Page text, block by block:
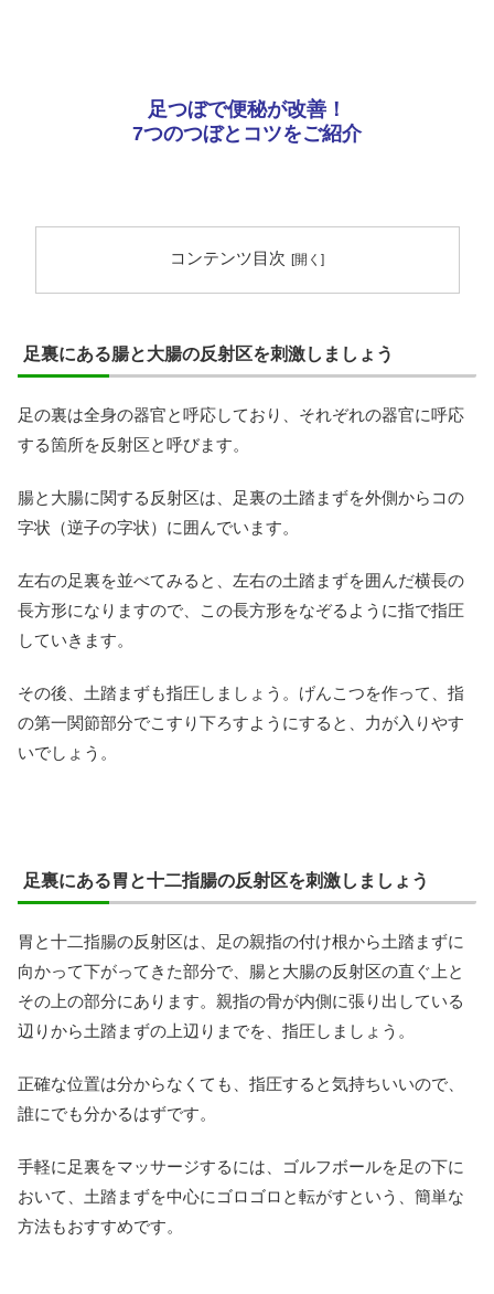
足つぼで便秘が改善！
7つのつぼとコツをご紹介
コンテンツ目次
足裏にある腸と大腸の反射区を刺激しましょう
足の裏は全身の器官と呼応しており、それぞれの器官に呼応
する箇所を反射区と呼びます。
腸と大腸に関する反射区は、足裏の土踏まずを外側からコの
字状（逆子の字状）に囲んでいます。
左右の足裏を並べてみると、左右の土踏まずを囲んだ横長の
長方形になりますので、この長方形をなぞるように指で指圧
していきます。
その後、土踏まずも指圧しましょう。げんこつを作って、指
の第一関節部分でこすり下ろすようにすると、力が入りやす
いでしょう。
足裏にある胃と十二指腸の反射区を刺激しましょう
胃と十二指腸の反射区は、足の親指の付け根から土踏まずに
向かって下がってきた部分で、腸と大腸の反射区の直ぐ上と
その上の部分にあります。親指の骨が内側に張り出している
辺りから土踏まずの上辺りまでを、指圧しましょう。
正確な位置は分からなくても、指圧すると気持ちいいので、
誰にでも分かるはずです。
手軽に足裏をマッサージするには、ゴルフボールを足の下に
おいて、土踏まずを中心にゴロゴロと転がすという、簡単な
方法もおすすめです。